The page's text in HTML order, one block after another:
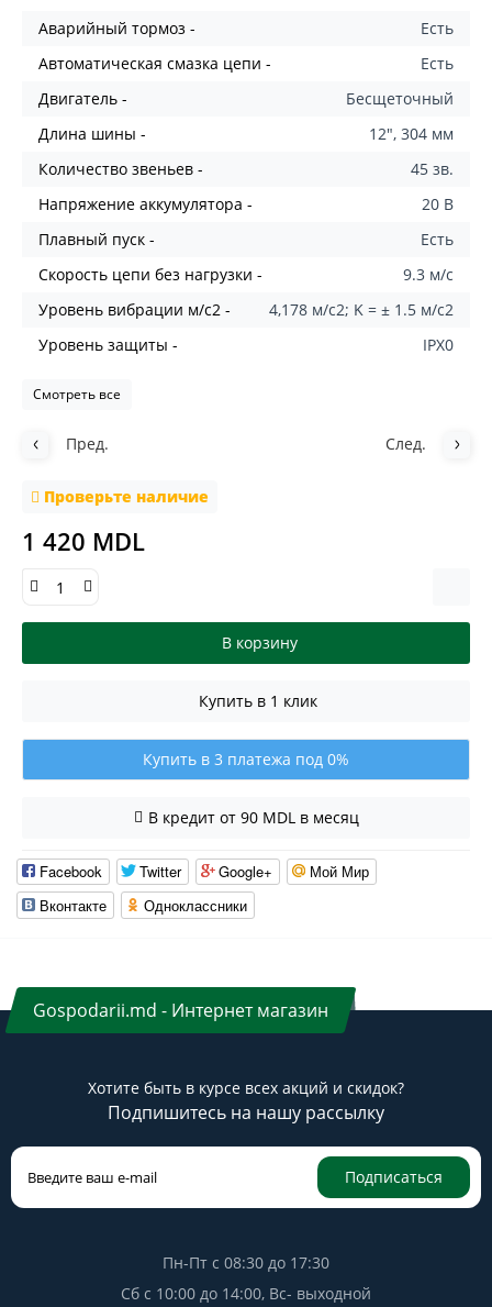
Аварийный тормоз -
Есть
Автоматическая смазка цепи -
Есть
Двигатель -
Бесщеточный
Длина шины -
12", 304 мм
Количество звеньев -
45 зв.
Напряжение аккумулятора -
20 В
Плавный пуск -
Есть
Скорость цепи без нагрузки -
9.3 м/с
Уровень вибрации м/с2 -
4,178 м/с2; K = ± 1.5 м/с2
Уровень защиты -
IPX0
Смотреть все
Пред. След.
Проверьте наличие
1 420 MDL
В корзину
Купить в 1 клик
Купить в 3 платежа под 0%
В кредит от 90 MDL в месяц
Facebook Twitter Google+
Мой Мир
Вконтакте
Одноклассники
Gospodarii.md - Интернет магазин
Хотите быть в курсе всех акций и скидок?
Подпишитесь на нашу рассылку
Подписаться
Пн-Пт с 08:30 до 17:30
Сб с 10:00 до 14:00, Вс- выходной